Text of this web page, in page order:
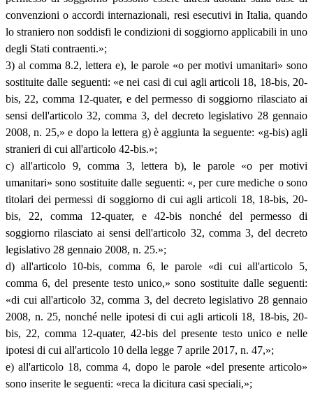
convenzioni o accordi internazionali, resi esecutivi in Italia, quando
lo straniero non soddisfi le condizioni di soggiorno applicabili in uno
degli Stati contraenti.»;
3) al comma 8.2, lettera e), le parole «o per motivi umanitari» sono
sostituite dalle seguenti: «e nei casi di cui agli articoli 18, 18-bis, 20-
bis, 22, comma 12-quater, e del permesso di soggiorno rilasciato ai
sensi dell'articolo 32, comma 3, del decreto legislativo 28 gennaio
2008, n. 25,» e dopo la lettera g) è aggiunta la seguente: «g-bis) agli
stranieri di cui all'articolo 42-bis.»;
c) all'articolo 9, comma 3, lettera b), le parole «o per motivi
umanitari» sono sostituite dalle seguenti: «, per cure mediche o sono
titolari dei permessi di soggiorno di cui agli articoli 18, 18-bis, 20-
bis, 22, comma 12-quater, e 42-bis nonché del permesso di
soggiorno rilasciato ai sensi dell'articolo 32, comma 3, del decreto
legislativo 28 gennaio 2008, n. 25.»;
d) all'articolo 10-bis, comma 6, le parole «di cui all'articolo 5,
comma 6, del presente testo unico,» sono sostituite dalle seguenti:
«di cui all'articolo 32, comma 3, del decreto legislativo 28 gennaio
2008, n. 25, nonché nelle ipotesi di cui agli articoli 18, 18-bis, 20-
bis, 22, comma 12-quater, 42-bis del presente testo unico e nelle
ipotesi di cui all'articolo 10 della legge 7 aprile 2017, n. 47,»;
e) all'articolo 18, comma 4, dopo le parole «del presente articolo»
sono inserite le seguenti: «reca la dicitura casi speciali,»;